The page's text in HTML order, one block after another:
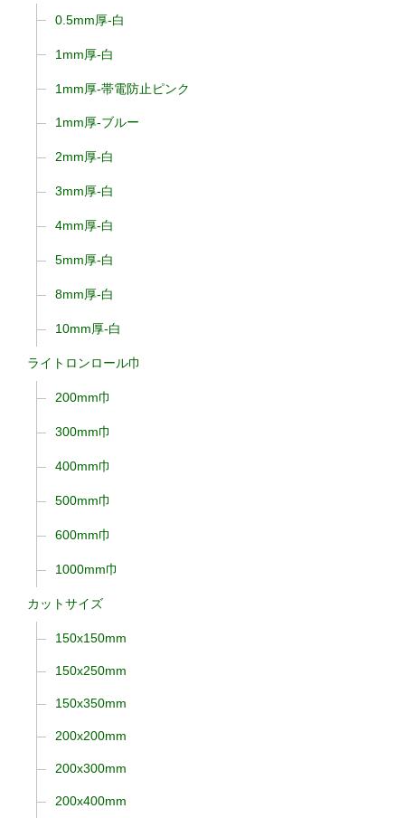
0.5mm厚-白
1mm厚-白
1mm厚-帯電防止ピンク
1mm厚-ブルー
2mm厚-白
3mm厚-白
4mm厚-白
5mm厚-白
8mm厚-白
10mm厚-白
ライトロンロール巾
200mm巾
300mm巾
400mm巾
500mm巾
600mm巾
1000mm巾
カットサイズ
150x150mm
150x250mm
150x350mm
200x200mm
200x300mm
200x400mm